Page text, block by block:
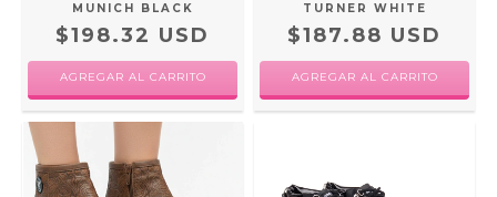
MUNICH BLACK
$198.32 USD
AGREGAR AL CARRITO
TURNER WHITE
$187.88 USD
AGREGAR AL CARRITO